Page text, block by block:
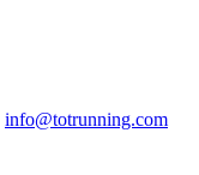
info@totrunning.com